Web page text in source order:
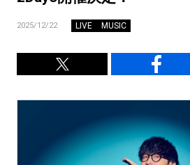
2025/12/22 LIVE MUSIC